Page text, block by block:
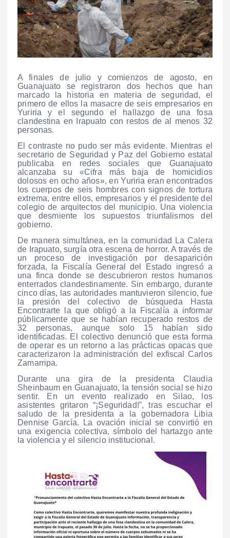
A finales de julio y comienzos de agosto, en
Guanajuato se registraron dos hechos que han
marcado la historia en materia de seguridad, el
primero de ellos la masacre de seis empresarios en
Yuriria y el segundo el hallazgo de una fosa
clandestina en Irapuato con restos de al menos 32
personas.
El contraste no pudo ser más evidente. Mientras el
secretario de Seguridad y Paz del Gobierno estatal
publicaba en redes sociales que Guanajuato
alcanzaba su «Cifra más baja de homicidios
dolosos en ocho años», en Yuriria eran encontrados
los cuerpos de seis hombres con signos de tortura
extrema, entre ellos, empresarios y el presidente del
colegio de arquitectos del municipio. Una violencia
que desmiente los supuestos triunfalismos del
gobierno.
De manera simultánea, en la comunidad La Calera
de Irapuato, surgía otra escena de horror. A través de
un proceso de investigación por desaparición
forzada, la Fiscalía General del Estado ingresó a
una finca donde se descubrieron restos humanos
enterrados clandestinamente. Sin embargo, durante
cinco días, las autoridades mantuvieron silencio, fue
la presión del colectivo de búsqueda Hasta
Encontrarte la que obligó a la Fiscalía a informar
públicamente que se habían recuperado restos de
32 personas, aunque solo 15 habían sido
identificadas. El colectivo denunció que esta forma
de operar es un retorno a las prácticas opacas que
caracterizaron la administración del exfiscal Carlos
Zamarripa.
Durante una gira de la presidenta Claudia
Sheinbaum en Guanajuato, la tensión social se hizo
sentir. En un evento realizado en Silao, los
asistentes gritaron “¡Seguridad!”, tras escuchar el
saludo de la presidenta a la gobernadora Libia
Dennise García. La ovación inicial se convirtió en
una exigencia colectiva, símbolo del hartazgo ante
la violencia y el silencio institucional.